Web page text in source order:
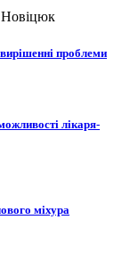
проблеми
лікаря-
міхура